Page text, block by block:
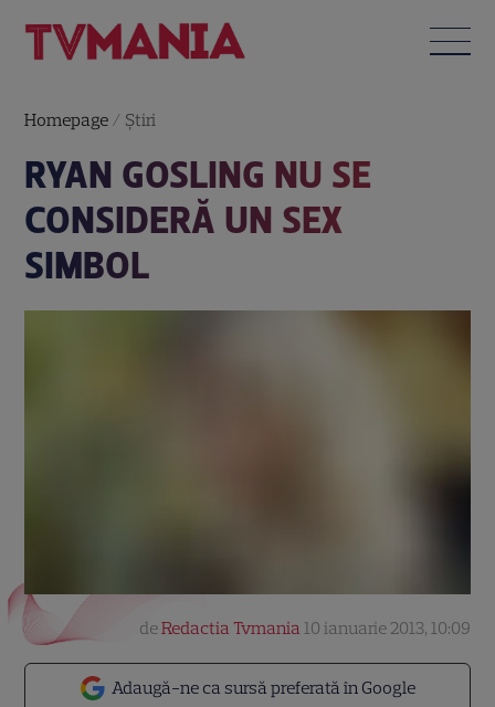
Homepage / Știri
RYAN GOSLING NU SE
CONSIDERĂ UN SEX
SIMBOL
Adaugă-ne ca sursă preferată în Google
deRedactia Tvmania 10 ianuarie 2013, 10:09